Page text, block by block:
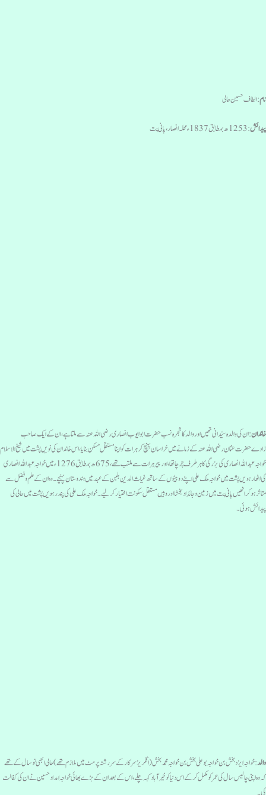
نام: الطاف حسین حالی
پیدائش:1253 ھ بمطابق 1837ء محلہ انصار ، پانی پت
خاندان: ان کی والدہ سیّدانی تھیں اور والد کا شجرہ نسب حضرت ابو ایوب انصاری رضی اللہ عنہ سے ملتاہے، ان کے ایک صاحب
زادےحضرت عثمان رضی اللہ عنہ کے زمانے میں خراسان پہنچ کر ہرات کو اپنا مستقل مسکن بنایا، اس خاندان کی نویں پشت میں شیخ الاسلام
خواجہ عبداللہ انصاری کی بزرگی کا ہرطرف چرچا تھا،اور پیرہرات سے ملقب تھے، 675ھ بمطابق 1276ء میں خواجہ عبداللہ انصاری
کی اٹھارہویں پشت میں خواجہ ملک علی اپنے دو بیٹوں کے ساتھ غیاث الدین بلبن کے عہد میں ہندوستان پہنچے۔ وہ ان کے علم و فضل سے
متاثر ہوکر انھیں پانی پت میں زمین و جائداد بخشااور وہیں مستقل سکونت اختیار کرلیے۔ خواجہ ملک علی کی پندرہویں پشت میں حالی کی
پیدائش ہوئی۔
والد: خواجہ ایزد بخش بن خواجہ بو علی بخش بن خواجہ محمد بخش( انگریز سرکار کے سررشتہ پرمٹ میں ملازم تھے)حالی ابھی نو سال کے تھے
کہ وہ اپنی چالیس سال کی عمر کو مکمل کرکے اس دنیا کو خیرآبادکہہ چلے، اس کے بعد ان کے بڑے بھائی خواجہ امداد حسین نے ان کی کفالت